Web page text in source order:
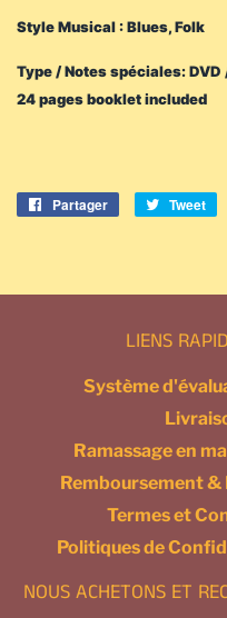
Style Musical : Blues, Folk
Type / Notes spéciales:
24 pages booklet included
Partager
PartagerTweet
LIENS
Système
Ramassage en
Remboursement &
Termes et
Politiques de
NOUS ACHETONS ET